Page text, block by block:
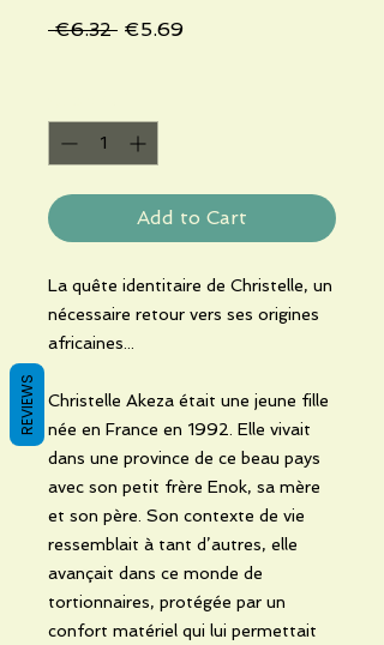
€6.32 Regular
€5.69Sale
Add to Cart
La quête identitaire de Christelle, un
nécessaire retour vers ses origines
africaines...
Christelle Akeza était une jeune fille
née en France en 1992. Elle vivait
dans une province de ce beau pays
avec son petit frère Enok, sa mère
et son père. Son contexte de vie
ressemblait à tant d’autres, elle
avançait dans ce monde de
tortionnaires, protégée par un
confort matériel qui lui permettait
REVIEWS